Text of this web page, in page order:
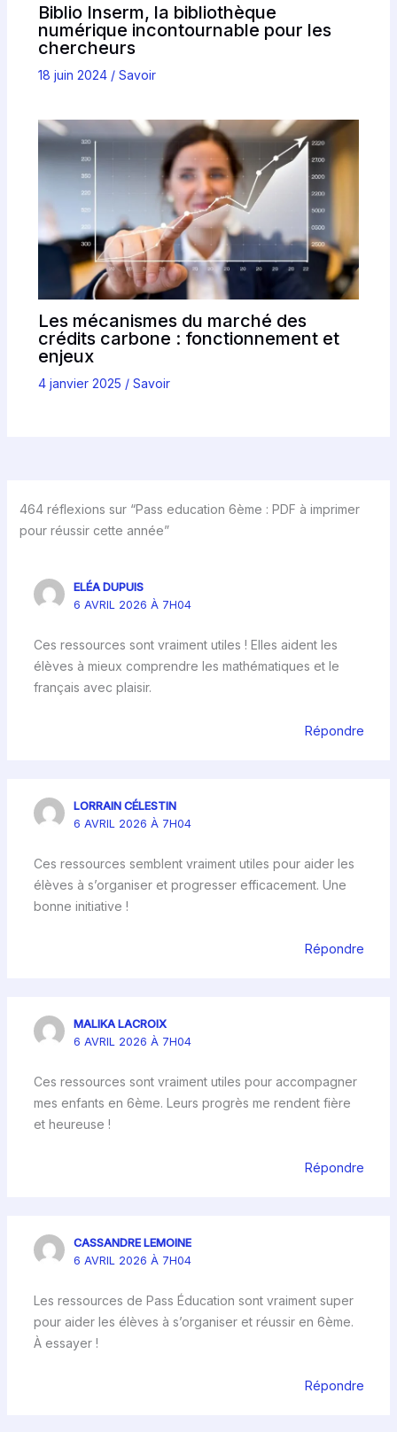
Biblio Inserm, la bibliothèque
numérique incontournable pour les
chercheurs
18 juin 2024 / Savoir
Les mécanismes du marché des
crédits carbone : fonctionnement et
enjeux
4 janvier 2025 / Savoir
464 réflexions sur “Pass education 6ème : PDF à imprimer
pour réussir cette année”
ELÉA DUPUIS
6 AVRIL 2026 À 7H04
Ces ressources sont vraiment utiles ! Elles aident les
élèves à mieux comprendre les mathématiques et le
français avec plaisir.
Répondre
LORRAIN CÉLESTIN
6 AVRIL 2026 À 7H04
Ces ressources semblent vraiment utiles pour aider les
élèves à s’organiser et progresser efficacement. Une
bonne initiative !
Répondre
MALIKA LACROIX
6 AVRIL 2026 À 7H04
Ces ressources sont vraiment utiles pour accompagner
mes enfants en 6ème. Leurs progrès me rendent fière
et heureuse !
Répondre
CASSANDRE LEMOINE
6 AVRIL 2026 À 7H04
Les ressources de Pass Éducation sont vraiment super
pour aider les élèves à s’organiser et réussir en 6ème.
À essayer !
Répondre